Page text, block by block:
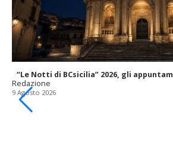
“Le Notti di BCsicilia” 2026, gli
Redazione
9 Agosto 2026